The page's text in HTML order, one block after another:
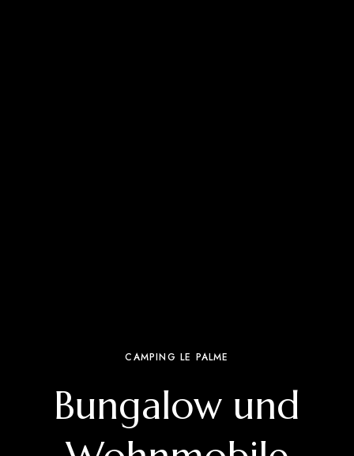
CAMPING LE PALME
Bungalow und